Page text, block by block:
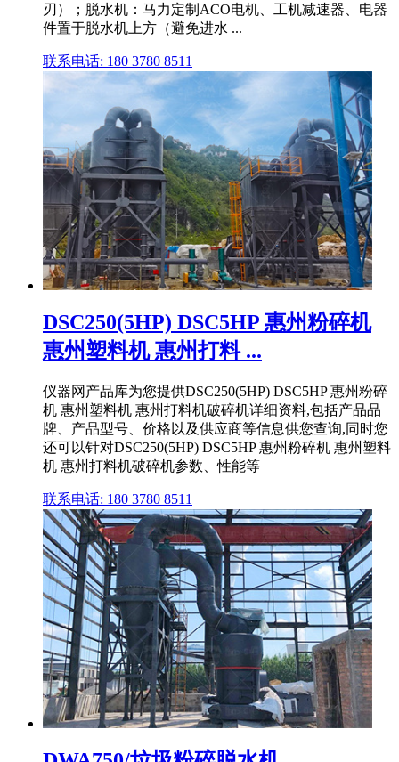
刃）；脱水机：马力定制ACO电机、工机减速器、电器
件置于脱水机上方（避免进水 ...
联系电话: 180 3780 8511
DSC250(5HP) DSC5HP 惠州粉碎机
惠州塑料机 惠州打料 ...
仪器网产品库为您提供DSC250(5HP) DSC5HP 惠州粉碎
机 惠州塑料机 惠州打料机破碎机详细资料,包括产品品
牌、产品型号、价格以及供应商等信息供您查询,同时您
还可以针对DSC250(5HP) DSC5HP 惠州粉碎机 惠州塑料
机 惠州打料机破碎机参数、性能等
联系电话: 180 3780 8511